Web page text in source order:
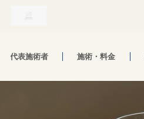
代表施術者 施術・料金